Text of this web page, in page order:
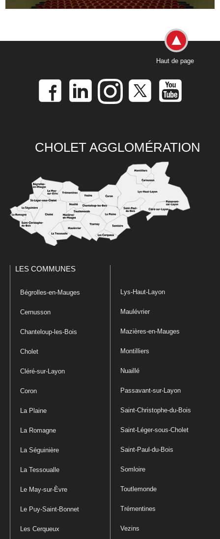
Haut de page
CHOLET AGGLOMÉRATION
LES COMMUNES
Bégrolles-en-Mauges
Cernusson
Chanteloup-les-Bois
Cholet
Cléré-sur-Layon
Coron
La Plaine
La Romagne
La Séguinière
La Tessoualle
Le May-sur-Èvre
Le Puy-Saint-Bonnet
Les Cerqueux
Lys-Haut-Layon
Maulévrier
Mazières-en-Mauges
Montilliers
Nuaillé
Passavant-sur-Layon
Saint-Christophe-du-Bois
Saint-Léger-sous-Cholet
Saint-Paul-du-Bois
Somloire
Toutlemonde
Trémentines
Vezins